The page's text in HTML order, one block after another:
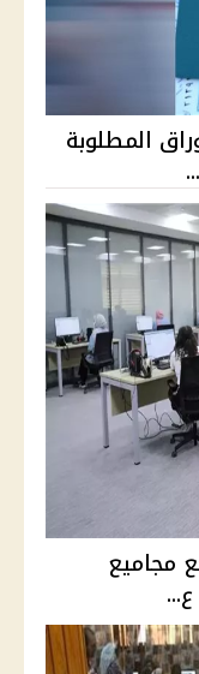
السفر 2026.. الأوراق المطلوبة
مجاميع